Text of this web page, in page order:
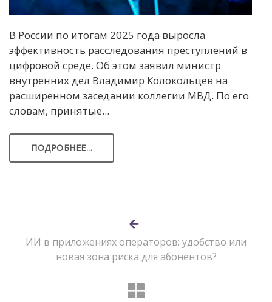
В России по итогам 2025 года выросла
эффективность расследования преступлений в
цифровой среде. Об этом заявил министр
внутренних дел Владимир Колокольцев на
расширенном заседании коллегии МВД. По его
словам, принятые...
ПОДРОБНЕЕ...
ИИ в приложениях операторов: удобство или
новая зона риска для абонентов?